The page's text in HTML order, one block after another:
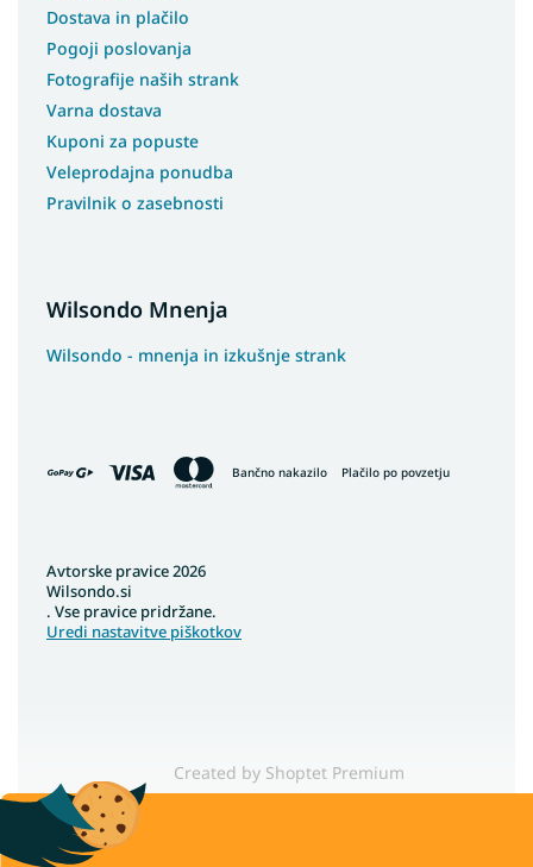
Dostava in plačilo
Pogoji poslovanja
Fotografije naših strank
Varna dostava
Kuponi za popuste
Veleprodajna ponudba
Pravilnik o zasebnosti
Wilsondo Mnenja
Wilsondo - mnenja in izkušnje strank
Bančno nakazilo Plačilo po povzetju
Created by Shoptet Premium
Avtorske pravice 2026
Wilsondo.si
. Vse pravice pridržane.
Uredi nastavitve piškotkov